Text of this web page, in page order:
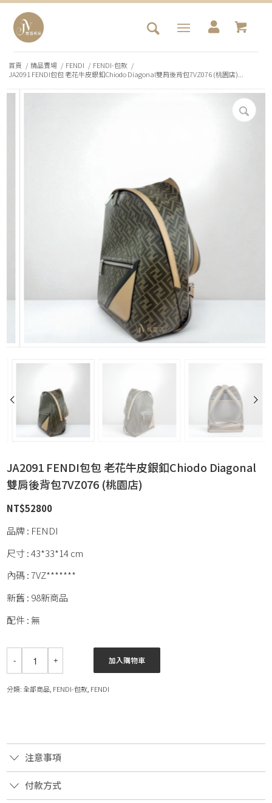
首頁 / 精品賣場 / FENDI / FENDI-包款 /
JA2091 FENDI包包 老花牛皮銀釦Chiodo Diagonal雙肩後背包7VZ076 (桃園店)...
JA2091 FENDI包包 老花牛皮銀釦Chiodo Diagonal
雙肩後背包7VZ076 (桃園店)
NT$52800
品牌 : FENDI
尺寸 : 43*33*14 cm
內碼 : 7VZ*******
新舊 : 98新商品
配件 : 無
加入購物車
分類:全部商品 FENDI-包款 FENDI
注意事項
付款方式